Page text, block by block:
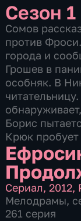
Сезон 1
Сомов
против
города и
Грошев в
особняк. В
Борис
Крюк пробует
Сериал,2012,
Мелодрамы,
261 серия